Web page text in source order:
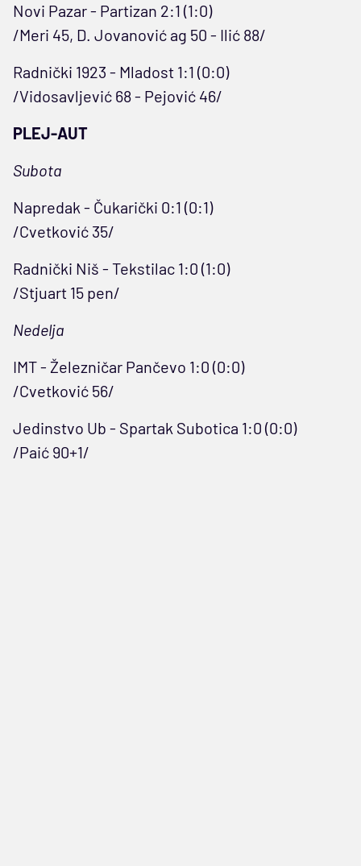
Novi Pazar - Partizan 2:1 (1:0)
/Meri 45, D. Jovanović ag 50 - Ilić 88/
Radnički 1923 - Mladost 1:1 (0:0)
/Vidosavljević 68 - Pejović 46/
PLEJ-AUT
Subota
Napredak - Čukarički 0:1 (0:1)
/Cvetković 35/
Radnički Niš - Tekstilac 1:0 (1:0)
/Stjuart 15 pen/
Nedelja
IMT - Železničar Pančevo 1:0 (0:0)
/Cvetković 56/
Jedinstvo Ub - Spartak Subotica 1:0 (0:0)
/Paić 90+1/